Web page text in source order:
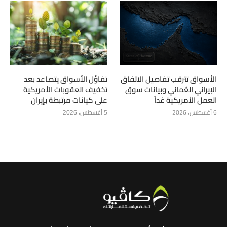
الأسواق تترقب تفاصيل الاتفاق
الإيراني العُماني وبيانات سوق
العمل الأمريكية غداً
6 أغسطس، 2026
تفاؤل الأسواق يتصاعد بعد
تخفيف العقوبات الأمريكية
على كيانات مرتبطة بإيران
5 أغسطس، 2026